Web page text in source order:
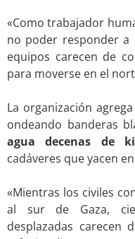
«Como trabajador
no poder responder a
equipos carecen de
para moverse en el
La organización
ondeando banderas
agua decenas de
cadáveres que yacen
«Mientras los civiles
al sur de Gaza,
desplazadas carecen